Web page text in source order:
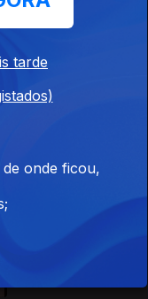
Ep. 153
04 nov. 2016
tarde
onde ficou,